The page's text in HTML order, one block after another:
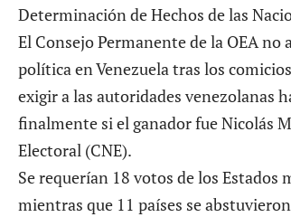
Determinación de Hechos de las
El Consejo Permanente de la OEAno
política en Venezuela tras los
exigir a las autoridades venezolanas
finalmente si el ganador fue Nicolás
Electoral (CNE).
Se requerían 18 votos de los Estados
mientras que 11 países se